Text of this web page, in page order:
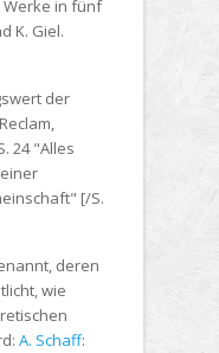
Werke in fünf
K. Giel.
der
24 "Alles
[/S.
deren
wie
A. Schaff: